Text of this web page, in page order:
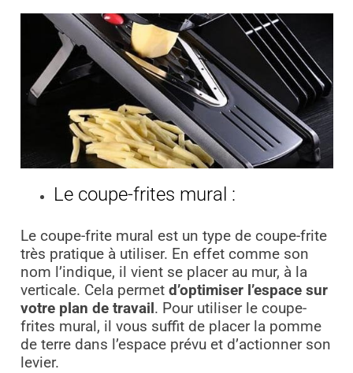
Le coupe-frites mural :
Le coupe-frite mural est un type de coupe-frite
très pratique à utiliser. En effet comme son
nom l’indique, il vient se placer au mur, à la
verticale. Cela permet d’optimiser l’espace sur
votre plan de travail . Pour utiliser le coupe-
frites mural, il vous suffit de placer la pomme
de terre dans l’espace prévu et d’actionner son
levier.